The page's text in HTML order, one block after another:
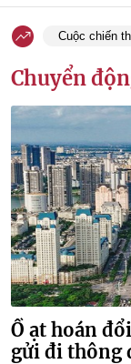
Cuộc chiến
Chuyển
Ồ ạt hoán
gửi đi thông